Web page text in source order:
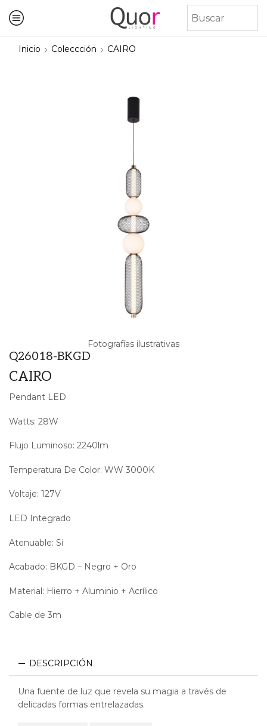
Inicio Coleccción CAIRO
Fotografías ilustrativas
Q26018-BKGD
CAIRO
Pendant LED
Watts: 28W
Flujo Luminoso: 2240lm
Temperatura De Color: WW 3000K
Voltaje: 127V
LED Integrado
Atenuable: Si
Acabado: BKGD – Negro + Oro
Material: Hierro + Aluminio + Acrílico
Cable de 3m
DESCRIPCIÓN
Una fuente de luz que revela su magia a través de
delicadas formas entrelazadas.